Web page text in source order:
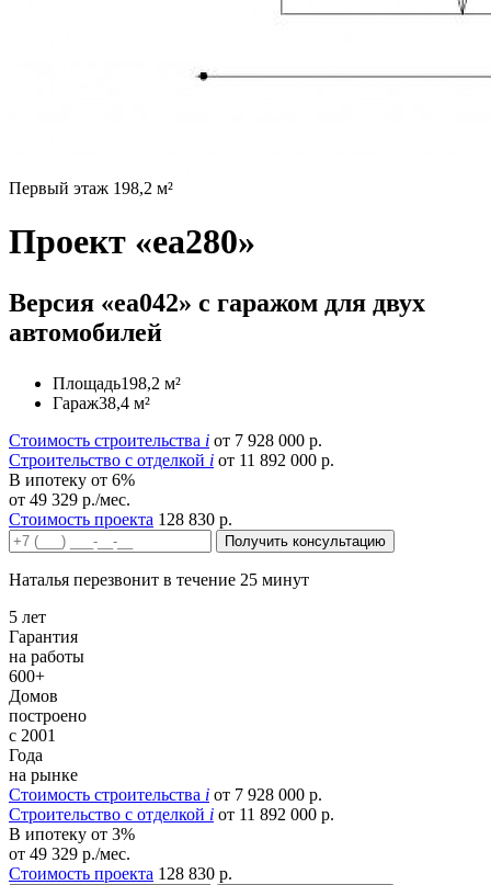
Первый этаж 198,2 м²
Проект «ea280»
Версия «ea042» с гаражом для двух
автомобилей
Площадь198,2 м²
Гараж38,4 м²
Стоимость строительства i от 7 928 000 р.
Строительство c отделкой i от 11 892 000 р.
В ипотеку от 6%
от 49 329 р./мес.
Стоимость проекта 128 830 р.
Получить консультацию
Наталья перезвонит в течение 25 минут
5 лет
Гарантия
на работы
600+
Домов
построено
с 2001
Года
на рынке
Стоимость строительства i от 7 928 000 р.
Строительство c отделкой i от 11 892 000 р.
В ипотеку от 3%
от 49 329 р./мес.
Стоимость проекта 128 830 р.